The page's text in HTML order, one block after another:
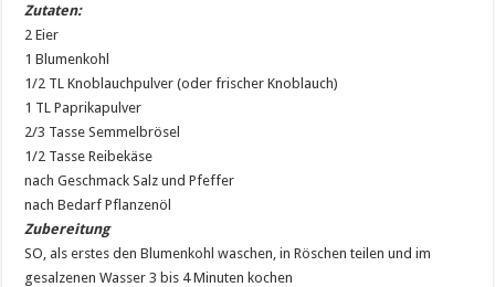
Zutaten:
2 Eier
1 Blumenkohl
1/2 TL Knoblauchpulver (oder frischer Knoblauch)
1 TL Paprikapulver
2/3 Tasse Semmelbrösel
1/2 Tasse Reibekäse
nach Geschmack Salz und Pfeffer
nach Bedarf Pflanzenöl
Zubereitung
SO, als erstes den Blumenkohl waschen, in Röschen teilen und im
gesalzenen Wasser 3 bis 4 Minuten kochen